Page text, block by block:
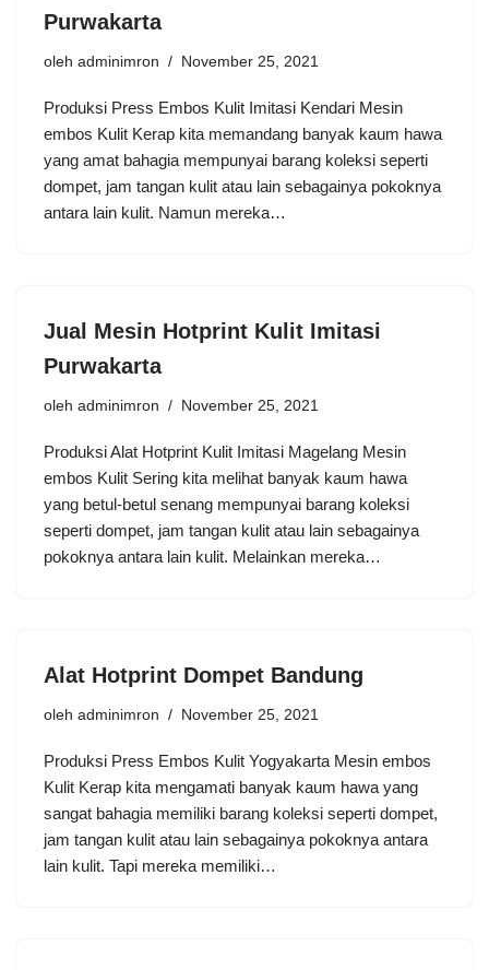
Purwakarta
oleh adminimron November 25, 2021
Produksi Press Embos Kulit Imitasi Kendari Mesin
embos Kulit Kerap kita memandang banyak kaum hawa
yang amat bahagia mempunyai barang koleksi seperti
dompet, jam tangan kulit atau lain sebagainya pokoknya
antara lain kulit. Namun mereka…
Jual Mesin Hotprint Kulit Imitasi
Purwakarta
oleh adminimron November 25, 2021
Produksi Alat Hotprint Kulit Imitasi Magelang Mesin
embos Kulit Sering kita melihat banyak kaum hawa
yang betul-betul senang mempunyai barang koleksi
seperti dompet, jam tangan kulit atau lain sebagainya
pokoknya antara lain kulit. Melainkan mereka…
Alat Hotprint Dompet Bandung
oleh adminimron November 25, 2021
Produksi Press Embos Kulit Yogyakarta Mesin embos
Kulit Kerap kita mengamati banyak kaum hawa yang
sangat bahagia memiliki barang koleksi seperti dompet,
jam tangan kulit atau lain sebagainya pokoknya antara
lain kulit. Tapi mereka memiliki…